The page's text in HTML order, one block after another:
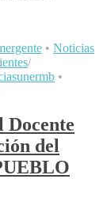
• Noticias
/
•
Docente
del